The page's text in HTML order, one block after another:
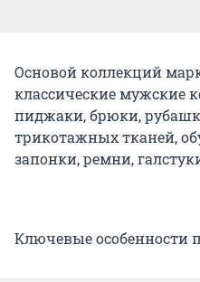
Основой коллекций
классические мужские
пиджаки, брюки,
трикотажных тканей,
запонки, ремни,
Ключевые особенности